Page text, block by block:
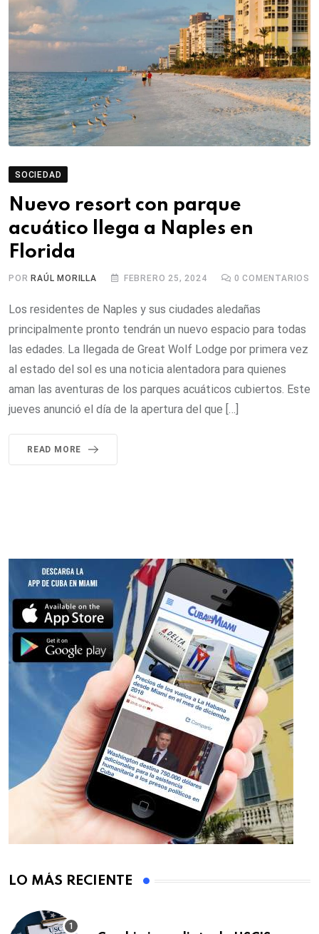
SOCIEDAD
Nuevo resort con parque
acuático llega a Naples en
Florida
POR RAÚL MORILLA FEBRERO 25, 2024 0 COMENTARIOS
Los residentes de Naples y sus ciudades aledañas
principalmente pronto tendrán un nuevo espacio para todas
las edades. La llegada de Great Wolf Lodge por primera vez
al estado del sol es una noticia alentadora para quienes
aman las aventuras de los parques acuáticos cubiertos. Este
jueves anunció el día de la apertura del que […]
READ MORE
LO MÁS RECIENTE